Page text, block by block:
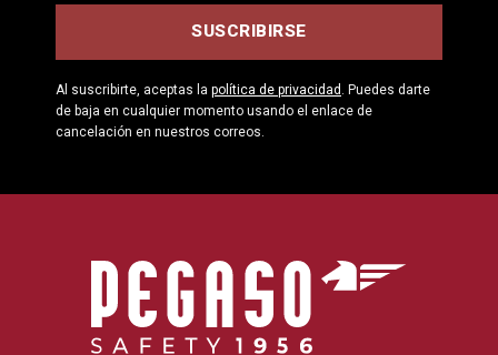
Al suscribirte, aceptas la política de privacidad . Puedes darte
de baja en cualquier momento usando el enlace de
cancelación en nuestros correos.